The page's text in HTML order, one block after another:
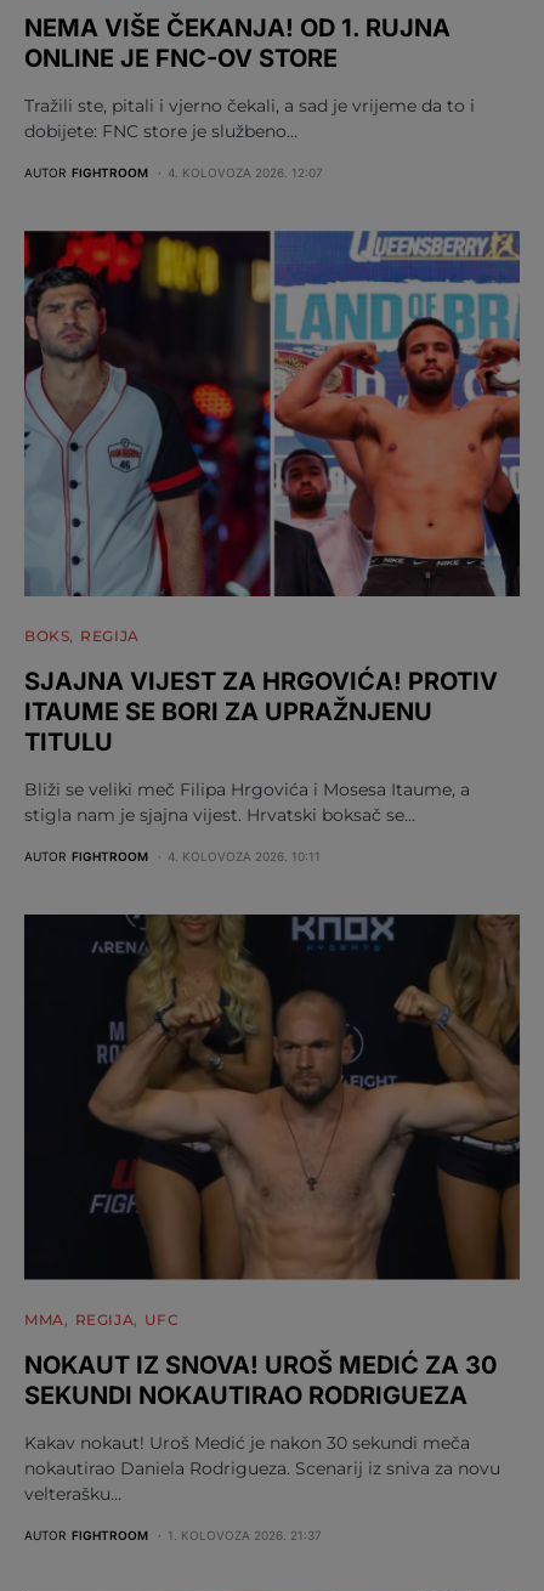
NEMA VIŠE ČEKANJA! OD 1. RUJNA
ONLINE JE FNC-OV STORE
Tražili ste, pitali i vjerno čekali, a sad je vrijeme da to i
dobijete: FNC store je službeno…
AUTOR FIGHTROOM 4. KOLOVOZA 2026. 12:07
BOKS REGIJA
SJAJNA VIJEST ZA HRGOVIĆA! PROTIV
ITAUME SE BORI ZA UPRAŽNJENU
TITULU
Bliži se veliki meč Filipa Hrgovića i Mosesa Itaume, a
stigla nam je sjajna vijest. Hrvatski boksač se…
AUTOR FIGHTROOM 4. KOLOVOZA 2026. 10:11
MMA REGIJA UFC
NOKAUT IZ SNOVA! UROŠ MEDIĆ ZA 30
SEKUNDI NOKAUTIRAO RODRIGUEZA
Kakav nokaut! Uroš Medić je nakon 30 sekundi meča
nokautirao Daniela Rodrigueza. Scenarij iz sniva za novu
velterašku…
AUTOR FIGHTROOM 1. KOLOVOZA 2026. 21:37